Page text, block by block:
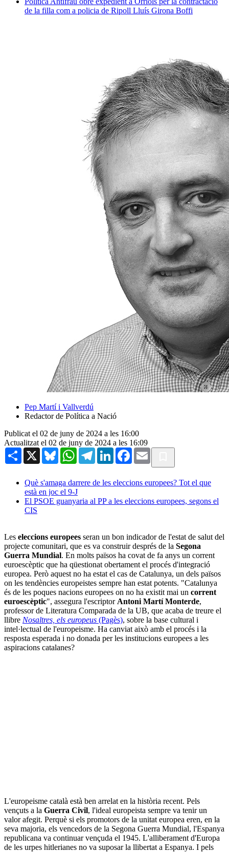
de la filla com a policia de Ripoll Lluís Girona Boffi
Pep Martí i Vallverdú
Redactor de Política a Nació
Publicat el 02 de juny de 2024 a les 16:00
Actualitzat el 02 de juny de 2024 a les 16:09
Share X BlueskyWhatsAppTelegramLinkedInFacebook
Email
Què s'amaga darrere de les eleccions europees? Tot el que
està en joc el 9-J
El PSOE guanyaria al PP a les eleccions europees, segons el
CIS
Les eleccions europees seran un bon indicador de l'estat de salut del
projecte comunitari, que es va construir després de la Segona
Guerra Mundial. En molts països ha covat de fa anys un corrent
euroescèptic que ha qüestionat obertament el procés d'integració
europea. Però aquest no ha estat el cas de Catalunya, un dels països
on les tendències europeistes sempre han estat potents. "Catalunya
és de les poques nacions europees on no ha existit mai un corrent
euroescèptic", assegura l'escriptor Antoni Martí Monterde,
professor de Literatura Comparada de la UB, que acaba de treure el
llibre Nosaltres, els europeus (Pagès), sobre la base cultural i
intel·lectual de l'europeisme. Ha canviat això amb el procés i la
resposta esperada i no donada per les institucions europees a les
aspiracions catalanes?
L'europeisme català està ben arrelat en la història recent. Pels
vençuts a la Guerra Civil, l'ideal europeista sempre va tenir un
valor afegit. Perquè si els promotors de la unitat europea eren, en la
seva majoria, els vencedors de la Segona Guerra Mundial, l'Espanya
republicana va continuar vençuda el 1945. L'alliberament d'Europa
de les urpes hitlerianes no va suposar la llibertat a Espanya. I pels